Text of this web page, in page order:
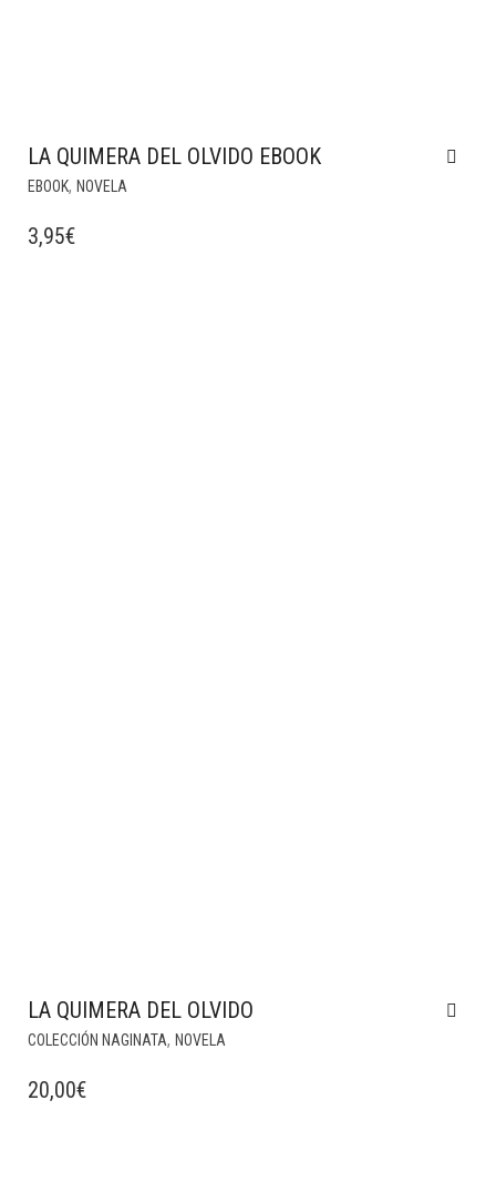
LA QUIMERA DEL OLVIDO EBOOK
EBOOK, NOVELA
3,95€
LA QUIMERA DEL OLVIDO
COLECCIÓN NAGINATA, NOVELA
20,00€